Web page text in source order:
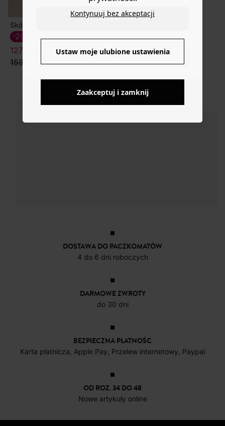
YES
NO
127,50 ZŁ
159,90 zł
-20%
DOSTAWA DO PACZKOMATÓW
4 do 6 dni roboczych
DARMOWE ZWROTY
do 30 dni
BEZPIECZNA PŁATNOŚC
Karta płatnicza, Apple Pay, Przelew internetowy, Paypal
OD ROZ. 34 DO 48
Nowe artykuły online
Kontynuuj bez akceptacji
Ustaw moje ulubione ustawienia
Zaakceptuj i zamknij